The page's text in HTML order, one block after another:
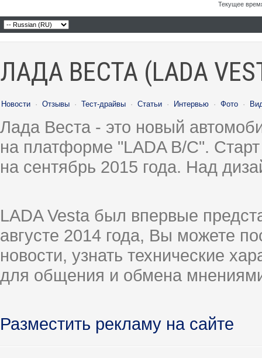
Текущее
ЛАДА ВЕСТА (LADA
Новости · Отзывы · Тест-драйвы · Статьи · Интервью · Фото ·
Лада Веста - это новый
на платформе "LADA B/C".
на сентябрь 2015 года. Над
LADA Vesta был впервые
августе 2014 года, Вы можете
новости, узнать технические
для общения и обмена
Разместить рекламу на сайте